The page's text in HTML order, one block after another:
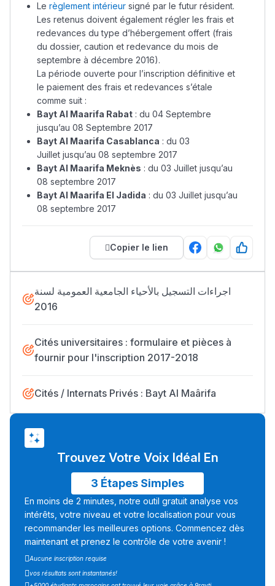
Le règlement intérieur signé par le futur résident.
Les retenus doivent également régler les frais et
redevances du type d’hébergement offert (frais
du dossier, caution et redevance du mois de
septembre à décembre 2016).
La période ouverte pour l’inscription définitive et
le paiement des frais et redevances s’étale
comme suit :
Bayt Al Maarifa Rabat : du 04 Septembre
jusqu’au 08 Septembre 2017
Bayt Al Maarifa Casablanca : du 03
Juillet jusqu’au 08 septembre 2017
Bayt Al Maarifa Meknès : du 03 Juillet jusqu’au
08 septembre 2017
Bayt Al Maarifa El Jadida : du 03 Juillet jusqu’au
08 septembre 2017
Copier le lien
اجراءات التسجيل بالأحياء الجامعية العمومية لسنة
2016
Cités universitaires : formulaire et pièces à
fournir pour l'inscription 2017-2018
Cités / Internats Privés : Bayt Al Maârifa
Trouvez Votre Voix Idéal En
3 Étapes Simples
En moins de 2 minutes, notre outil gratuit analyse vos
intérêts, votre niveau et votre localisation pour vous
recommander les meilleures options. Commencez dès
maintenant et prenez le contrôle de votre avenir !
Aucune inscription requise
vos résultats sont instantanés!